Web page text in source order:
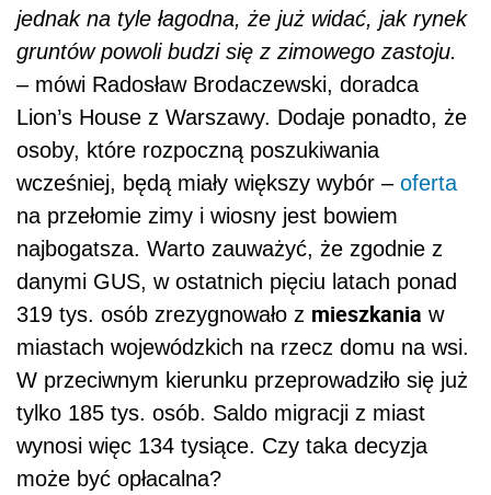
jednak na tyle łagodna, że już widać, jak rynek
gruntów powoli budzi się z zimowego zastoju.
– mówi Radosław Brodaczewski, doradca
Lion’s House z Warszawy. Dodaje ponadto, że
osoby, które rozpoczną poszukiwania
wcześniej, będą miały większy wybór – oferta
na przełomie zimy i wiosny jest bowiem
najbogatsza. Warto zauważyć, że zgodnie z
danymi GUS, w ostatnich pięciu latach ponad
319 tys. osób zrezygnowało z mieszkania w
miastach wojewódzkich na rzecz domu na wsi.
W przeciwnym kierunku przeprowadziło się już
tylko 185 tys. osób. Saldo migracji z miast
wynosi więc 134 tysiące. Czy taka decyzja
może być opłacalna?